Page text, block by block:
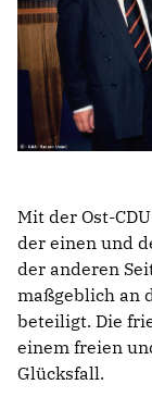
Mit der Ost-
der einen und
der anderen
maßgeblich an
beteiligt. Die
einem freien
Glücksfall.